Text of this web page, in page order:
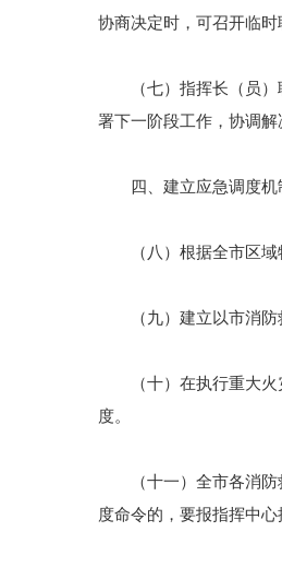
协商决定时，可召开临时
（七）指挥长（员）联
署下一阶段工作，协调
四、建立应急调度机
（八）根据全市区域特
（九）建立以市消防
（十）在执行重大火灾
度。
（十一）全市各消防救
度命令的，要报指挥中心